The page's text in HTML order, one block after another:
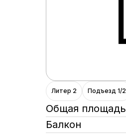
Литер 2 Подъезд 1/2
Общая площадь
Балкон